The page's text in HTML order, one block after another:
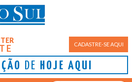
CADASTRE-SE AQUI
DE HOJE AQUI